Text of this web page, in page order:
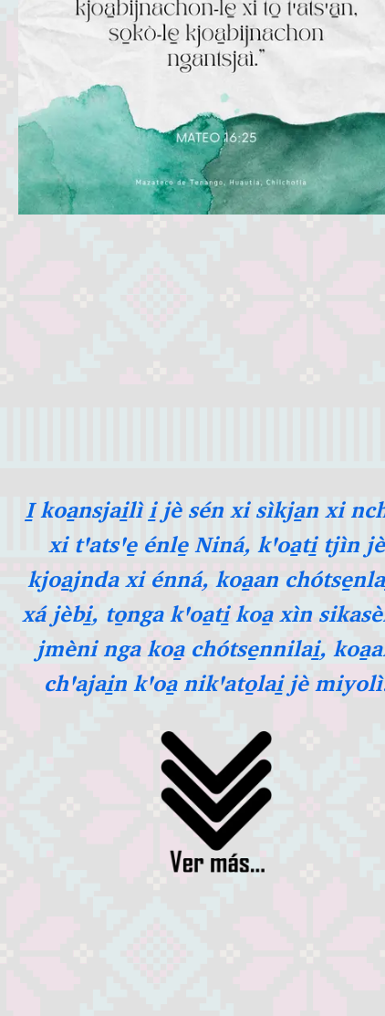
I̱ koa̱nsjai̱lì i̱ jè sén xi sìkja̱n xi
xi tꞌatsꞌe̱ énle̱ Niná, kꞌoa̱ti̱ tjìn jè
kjoa̱jnda xi énná, koa̱an
xá jèbi̱, to̱nga kꞌoa̱ti̱ koa̱ xìn
jmèni nga koa̱ chótse̱nnilai̱,
chꞌajai̱n kꞌoa̱ nikꞌato̱lai̱ jè